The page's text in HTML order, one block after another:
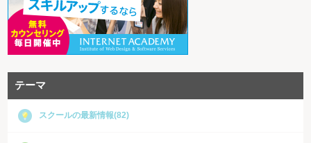
テーマ
スクールの最新情報(82)